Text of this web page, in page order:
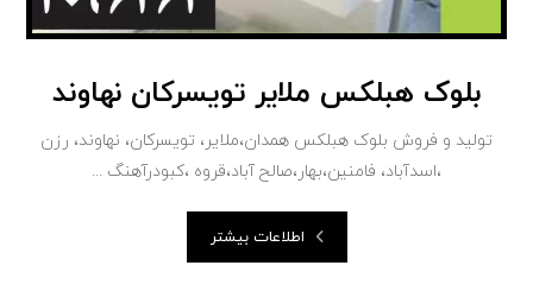
بلوک هبلکس ملایر تویسرکان نهاوند
تولید و فروش بلوک هبلکس همدان،ملایر، تویسرکان، نهاوند، رزن
،اسدآباد، فامنین،بهار،صالح آباد،قروه ،کبودرآهنگ ...
اطلاعات بیشتر